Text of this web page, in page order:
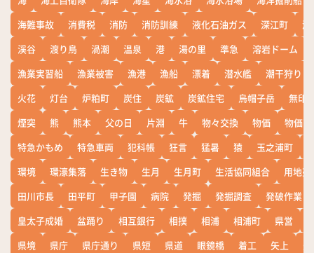
海難事故
消費税 消防 消防訓練 液化石油ガス 深江町
淵
渓谷
渡り鳥 渦潮 温泉 港 湯の里 準急 溶岩ドーム
漁業実習船
漁業被害 漁港 漁船 漂着 潜水艦
潮干狩り
火花
灯台 炉粕町 炭住 炭鉱 炭鉱住宅 烏帽子岳
無印
煙突
熊 熊本 父の日 片淵 牛 物々交換 物価
物価高
特急かもめ
特急車両 犯科帳 狂言 猛暑 猿 玉之浦町
環境
環濠集落 生き物 生月 生月町 生活協同組合
用地売
田川市長
田平町 甲子園 病院 発掘 発掘調査
発破作業
皇太子成婚
盆踊り 相互銀行 相撲 相浦 相浦町 県営
県境
県庁 県庁通り 県短 県道 眼鏡橋 着工 矢上